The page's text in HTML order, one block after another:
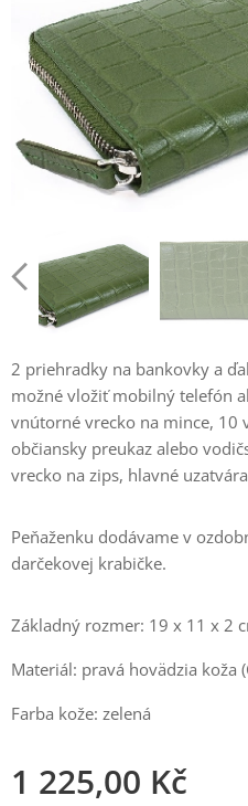
2 priehradky na bankovky a
možné vložiť mobilný telefón
vnútorné vrecko na mince, 10
občiansky preukaz alebo
vrecko na zips, hlavné
Peňaženku dodávame v
darčekovej krabičke.
Základný rozmer: 19 x 11 x 2
Materiál: pravá hovädzia koža
Farba kože: zelená
1 225,00 Kč